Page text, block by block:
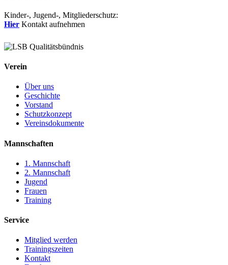
Kinder-, Jugend-, Mitgliederschutz:
Hier Kontakt aufnehmen
Verein
Über uns
Geschichte
Vorstand
Schutzkonzept
Vereinsdokumente
Mannschaften
1. Mannschaft
2. Mannschaft
Jugend
Frauen
Training
Service
Mitglied werden
Trainingszeiten
Kontakt